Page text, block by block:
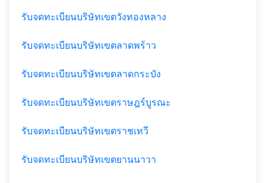
รับจดทะเบียนบริษัทเขตวังทองหลาง
รับจดทะเบียนบริษัทเขตลาดพร้าว
รับจดทะเบียนบริษัทเขตลาดกระบัง
รับจดทะเบียนบริษัทเขตราษฎร์บูรณะ
รับจดทะเบียนบริษัทเขตราชเทวี
รับจดทะเบียนบริษัทเขตยานนาวา